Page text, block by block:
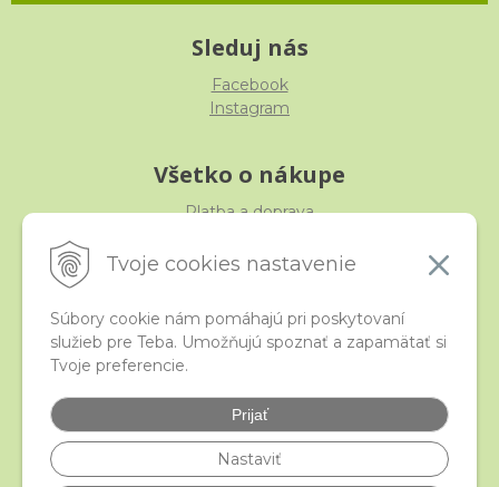
Tvoje cookies nastavenie
Súbory cookie nám pomáhajú pri poskytovaní
služieb pre Teba. Umožňujú spoznať a zapamätať si
Tvoje preferencie.
Prijať
Nastaviť
Sleduj nás
Facebook
Instagram
Všetko o nákupe
Platba a doprava
Obchodné podmienky
iStraka
Veľkoobchod
Najčastejšie otázky
Certifikáty